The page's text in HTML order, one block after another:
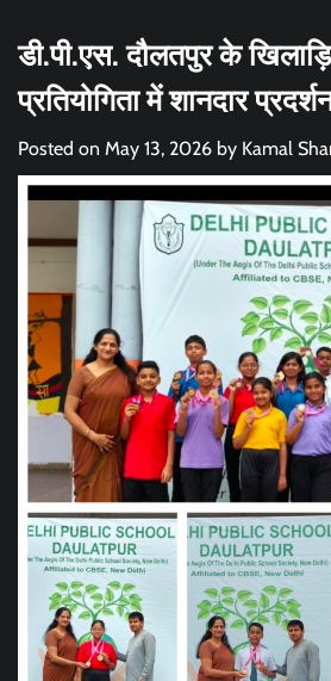
डी.पी.एस. दौलतपुर के
प्रतियोगिता में शानदार
Posted on May 13, 2026 by Kamal